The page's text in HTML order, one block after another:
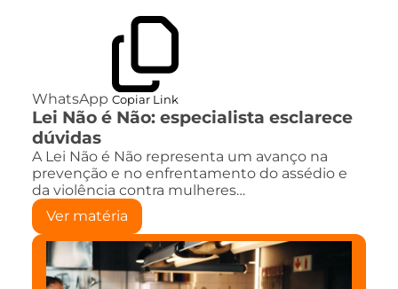
WhatsApp Copiar Link
Lei Não é Não: especialista esclarece
dúvidas
A Lei Não é Não representa um avanço na
prevenção e no enfrentamento do assédio e
da violência contra mulheres…
Ver matéria